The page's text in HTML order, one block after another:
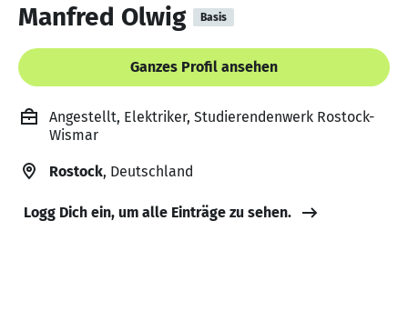
Manfred Olwig Basis
Ganzes Profil ansehen
Angestellt, Elektriker, Studierendenwerk Rostock-
Wismar
Rostock, Deutschland
Logg Dich ein, um alle Einträge zu sehen.